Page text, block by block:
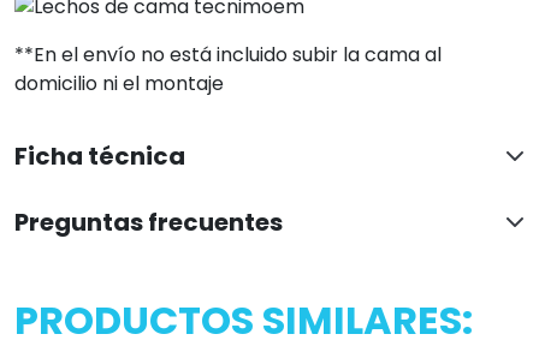
**En el envío no está incluido subir la cama al
domicilio ni el montaje
Ficha técnica
Preguntas frecuentes
PRODUCTOS SIMILARES: